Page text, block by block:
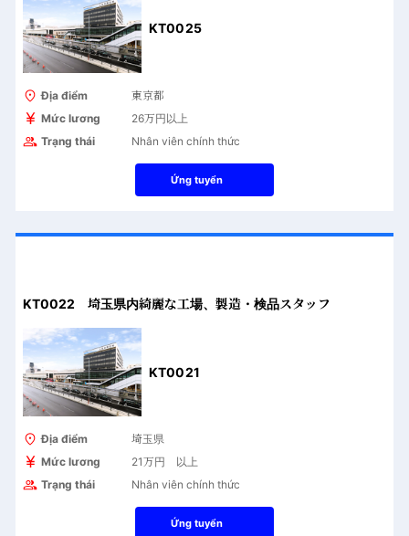
KT0025
Địa điểm
東京都
Mức lương
26万円以上
Trạng thái
Nhân viên chính thức
Ứng tuyển
KT0022 埼玉県内綺麗な工場、製造・検品スタッフ
KT0021
Địa điểm
埼玉県
Mức lương
21万円 以上
Trạng thái
Nhân viên chính thức
Ứng tuyển